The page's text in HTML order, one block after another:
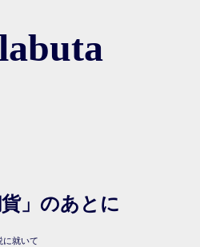
」のあとに
に就いて